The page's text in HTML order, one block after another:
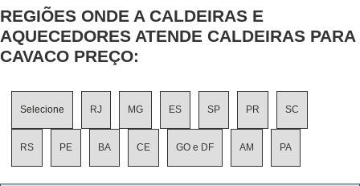
REGIÕES ONDE A CALDEIRAS E
AQUECEDORES ATENDE CALDEIRAS PARA
CAVACO PREÇO:
Selecione RJ MG ES SP PR SC
RS PE BA CE GO e DF AM PA